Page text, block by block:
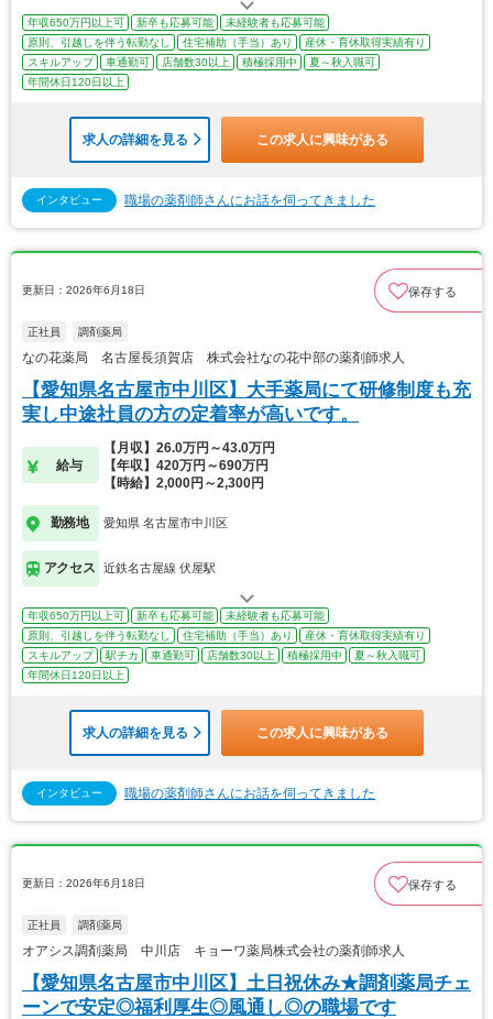
年収650万円以上可 新卒も応募可能
未経験者も応募可能
原則、引越しを伴う転勤なし
住宅補助（手当）あり
産休・育休取得実績有り
スキルアップ
車通勤可 店舗数30以上 積極採用中
夏～秋入職可
年間休日120日以上
求人の詳細を見る この求人に興味がある
インタビュー 職場の薬剤師さんにお話を伺ってきました
更新日：2026年6月18日 保存する
正社員 調剤薬局
なの花薬局 名古屋長須賀店 株式会社なの花中部の薬剤師求人
【愛知県名古屋市中川区】大手薬局にて研修制度も充
実し中途社員の方の定着率が高いです。
給与
【月収】26.0万円～43.0万円
【年収】420万円～690万円
【時給】2,000円～2,300円
勤務地 愛知県 名古屋市中川区
アクセス 近鉄名古屋線 伏屋駅
年収650万円以上可 新卒も応募可能
未経験者も応募可能
原則、引越しを伴う転勤なし
住宅補助（手当）あり
産休・育休取得実績有り
スキルアップ
駅チカ 車通勤可 店舗数30以上 積極採用中
夏～秋入職可
年間休日120日以上
求人の詳細を見る この求人に興味がある
インタビュー 職場の薬剤師さんにお話を伺ってきました
更新日：2026年6月18日 保存する
正社員 調剤薬局
オアシス調剤薬局 中川店 キョーワ薬局株式会社の薬剤師求人
【愛知県名古屋市中川区】土日祝休み★調剤薬局チェ
ーンで安定◎福利厚生◎風通し◎の職場です